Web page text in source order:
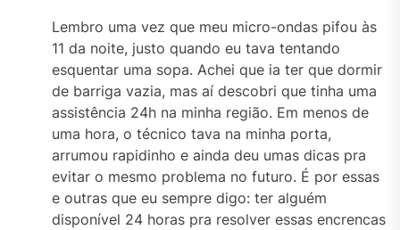
Lembro uma vez que meu micro-ondas pifou às
11 da noite, justo quando eu tava tentando
esquentar uma sopa. Achei que ia ter que dormir
de barriga vazia, mas aí descobri que tinha uma
assistência 24h na minha região. Em menos de
uma hora, o técnico tava na minha porta,
arrumou rapidinho e ainda deu umas dicas pra
evitar o mesmo problema no futuro. É por essas
e outras que eu sempre digo: ter alguém
disponível 24 horas pra resolver essas encrencas